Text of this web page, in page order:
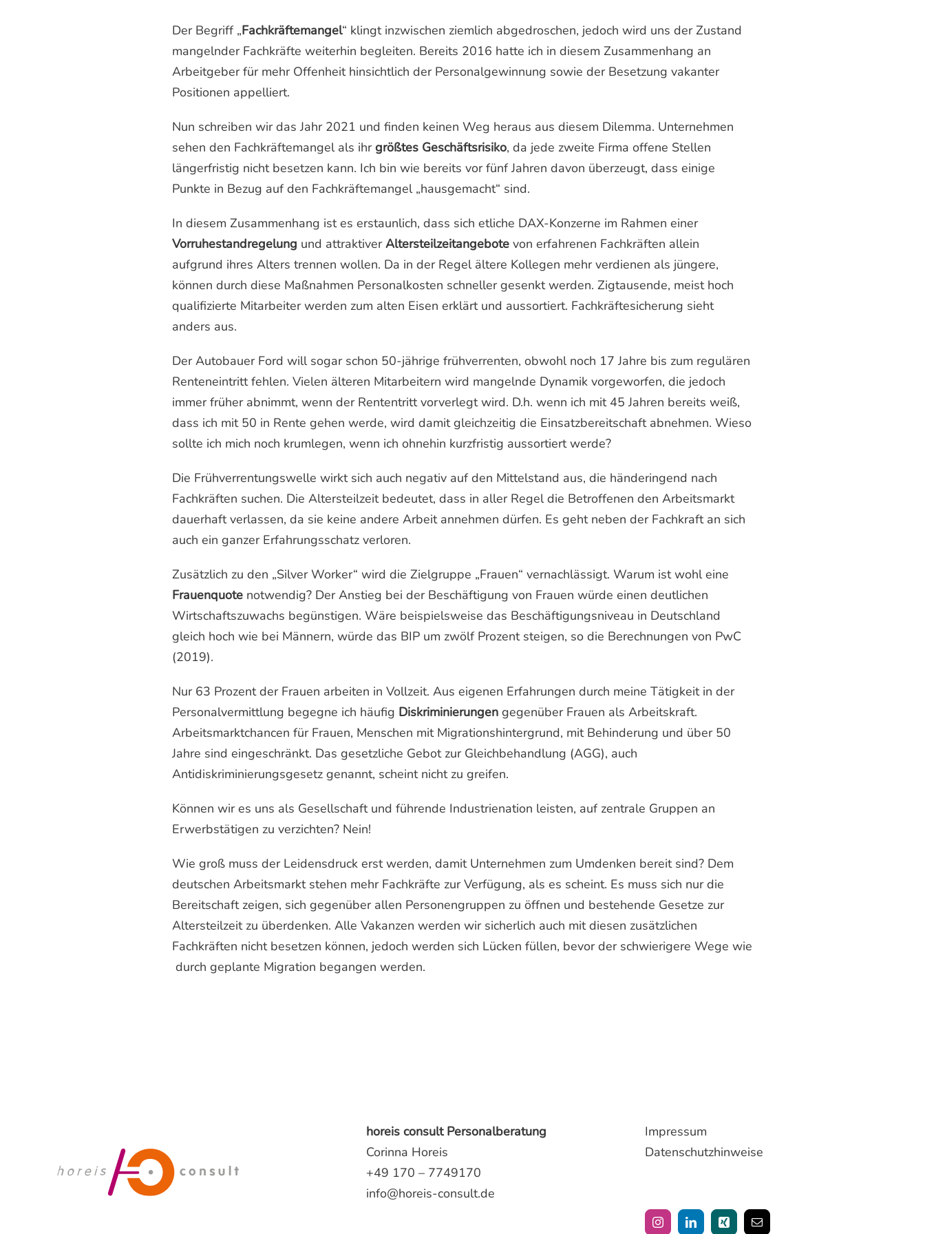
Der Begriff „Fachkräftemangel“ klingt inzwischen ziemlich abgedroschen, jedoch wird uns der Zustand
mangelnder Fachkräfte weiterhin begleiten. Bereits 2016 hatte ich in diesem Zusammenhang an
Arbeitgeber für mehr Offenheit hinsichtlich der Personalgewinnung sowie der Besetzung vakanter
Positionen appelliert.
Nun schreiben wir das Jahr 2021 und finden keinen Weg heraus aus diesem Dilemma. Unternehmen
sehen den Fachkräftemangel als ihrgrößtes Geschäftsrisiko, da jede zweite Firma offene Stellen
längerfristig nicht besetzen kann. Ich bin wie bereits vor fünf Jahren davon überzeugt, dass einige
Punkte in Bezug auf den Fachkräftemangel „hausgemacht“ sind.
In diesem Zusammenhang ist es erstaunlich, dass sich etliche DAX-Konzerne im Rahmen einer
Vorruhestandregelung und attraktiverAltersteilzeitangebote von erfahrenen Fachkräften allein
aufgrund ihres Alters trennen wollen. Da in der Regel ältere Kollegen mehr verdienen als jüngere,
können durch diese Maßnahmen Personalkosten schneller gesenkt werden. Zigtausende, meist hoch
qualifizierte Mitarbeiter werden zum alten Eisen erklärt und aussortiert. Fachkräftesicherung sieht
anders aus.
Der Autobauer Ford will sogar schon 50-jährige frühverrenten, obwohl noch 17 Jahre bis zum regulären
Renteneintritt fehlen. Vielen älteren Mitarbeitern wird mangelnde Dynamik vorgeworfen, die jedoch
immer früher abnimmt, wenn der Rententritt vorverlegt wird. D.h. wenn ich mit 45 Jahren bereits weiß,
dass ich mit 50 in Rente gehen werde, wird damit gleichzeitig die Einsatzbereitschaft abnehmen. Wieso
sollte ich mich noch krumlegen, wenn ich ohnehin kurzfristig aussortiert werde?
Die Frühverrentungswelle wirkt sich auch negativ auf den Mittelstand aus, die händeringend nach
Fachkräften suchen. Die Altersteilzeit bedeutet, dass in aller Regel die Betroffenen den Arbeitsmarkt
dauerhaft verlassen, da sie keine andere Arbeit annehmen dürfen. Es geht neben der Fachkraft an sich
auch ein ganzer Erfahrungsschatz verloren.
Zusätzlich zu den „Silver Worker“ wird die Zielgruppe „Frauen“ vernachlässigt. Warum ist wohl eine
Frauenquote notwendig? Der Anstieg bei der Beschäftigung von Frauen würde einen deutlichen
Wirtschaftszuwachs begünstigen. Wäre beispielsweise das Beschäftigungsniveau in Deutschland
gleich hoch wie bei Männern, würde das BIP um zwölf Prozent steigen, so die Berechnungen von PwC
(2019).
Nur 63 Prozent der Frauen arbeiten in Vollzeit. Aus eigenen Erfahrungen durch meine Tätigkeit in der
Personalvermittlung begegne ich häufig Diskriminierungen gegenüber Frauen als Arbeitskraft.
Arbeitsmarktchancen für Frauen, Menschen mit Migrationshintergrund, mit Behinderung und über 50
Jahre sind eingeschränkt. Das gesetzliche Gebot zur Gleichbehandlung (AGG), auch
Antidiskriminierungsgesetz genannt, scheint nicht zu greifen.
Können wir es uns als Gesellschaft und führende Industrienation leisten, auf zentrale Gruppen an
Erwerbstätigen zu verzichten? Nein!
Wie groß muss der Leidensdruck erst werden, damit Unternehmen zum Umdenken bereit sind? Dem
deutschen Arbeitsmarkt stehen mehr Fachkräfte zur Verfügung, als es scheint. Es muss sich nur die
Bereitschaft zeigen, sich gegenüber allen Personengruppen zu öffnen und bestehende Gesetze zur
Altersteilzeit zu überdenken. Alle Vakanzen werden wir sicherlich auch mit diesen zusätzlichen
Fachkräften nicht besetzen können, jedoch werden sich Lücken füllen, bevor der schwierigere Wege wie
durch geplante Migration begangen werden.
horeis consult Personalberatung
Corinna Horeis
+49 170 – 7749170
info@horeis-consult.de
Impressum
Datenschutzhinweise